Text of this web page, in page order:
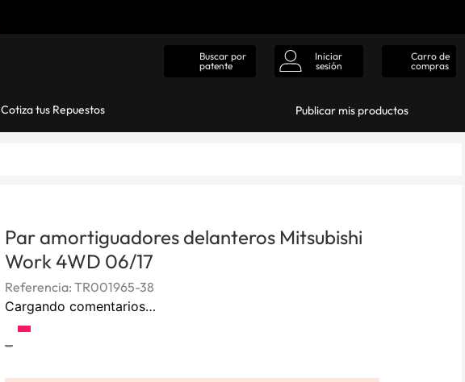
Buscar por
patente
Iniciar
sesión
Carro de
compras
Cotiza tus Repuestos Publicar mis productos
Par amortiguadores delanteros Mitsubishi
Work 4WD 06/17
Referencia: TR001965-38
Cargando comentarios…
-